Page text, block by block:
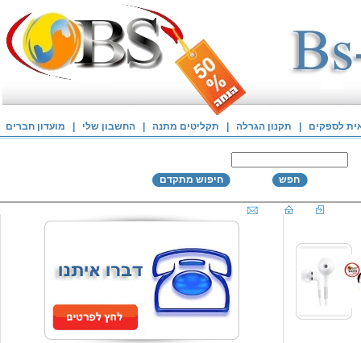
לספקים תקנון הגרלה תקליטים מתנה החשבון שלי מועדון חברים
חפש חיפוש מתקדם